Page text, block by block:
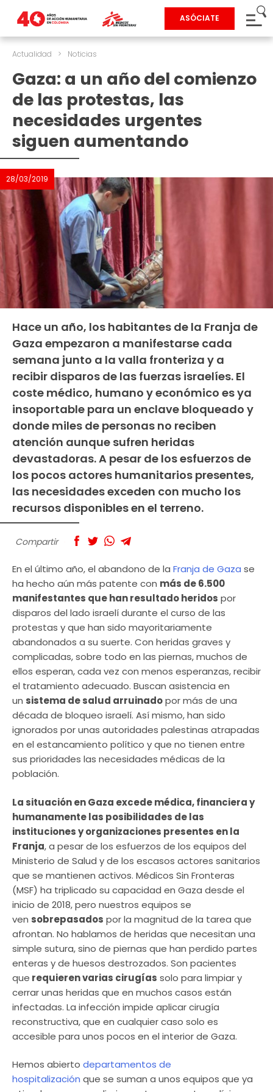
ASÓCIATE
Actualidad > Noticias
Gaza: a un año del comienzo
de las protestas, las
necesidades urgentes
siguen aumentando
28/03/2019
Hace un año, los habitantes de la Franja de
Gaza empezaron a manifestarse cada
semana junto a la valla fronteriza y a
recibir disparos de las fuerzas israelíes. El
coste médico, humano y económico es ya
insoportable para un enclave bloqueado y
donde miles de personas no reciben
atención aunque sufren heridas
devastadoras. A pesar de los esfuerzos de
los pocos actores humanitarios presentes,
las necesidades exceden con mucho los
recursos disponibles en el terreno.
Compartir
En el último año, el abandono de la Franja de Gaza se
ha hecho aún más patente con más de 6.500
manifestantes que han resultado heridos por
disparos del lado israelí durante el curso de las
protestas y que han sido mayoritariamente
abandonados a su suerte. Con heridas graves y
complicadas, sobre todo en las piernas, muchos de
ellos esperan, cada vez con menos esperanzas, recibir
el tratamiento adecuado. Buscan asistencia en
un sistema de salud arruinadopor más de una
década de bloqueo israelí. Así mismo, han sido
ignorados por unas autoridades palestinas atrapadas
en el estancamiento político y que no tienen entre
sus prioridades las necesidades médicas de la
población.
La situación en Gaza excede médica, financiera y
humanamente las posibilidades de las
instituciones y organizaciones presentes en la
Franja, a pesar de los esfuerzos de los equipos del
Ministerio de Salud y de los escasos actores sanitarios
que se mantienen activos. Médicos Sin Fronteras
(MSF) ha triplicado su capacidad en Gaza desde el
inicio de 2018, pero nuestros equipos se
ven sobrepasados por la magnitud de la tarea que
afrontan. No hablamos de heridas que necesitan una
simple sutura, sino de piernas que han perdido partes
enteras y de huesos destrozados. Son pacientes
que requieren varias cirugías solo para limpiar y
cerrar unas heridas que en muchos casos están
infectadas. La infección impide aplicar cirugía
reconstructiva, que en cualquier caso solo es
accesible para unos pocos en el interior de Gaza.
Hemos abierto departamentos de
hospitalización que se suman a unos equipos que ya